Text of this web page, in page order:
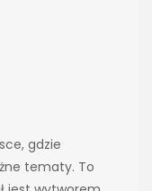
gdzie
tematy. To